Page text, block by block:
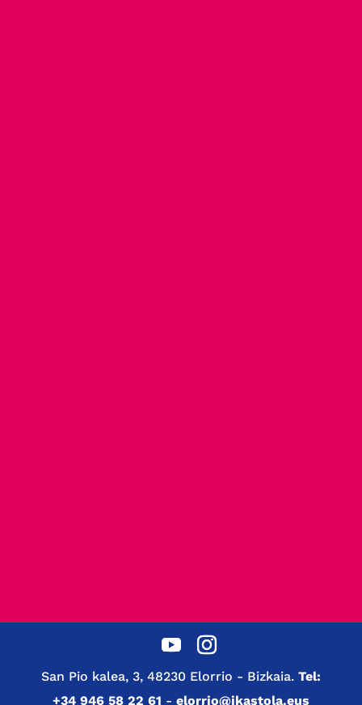
San Pio kalea, 3, 48230 Elorrio - Bizkaia. Tel:
+34 946 58 22 61 - elorrio@ikastola.eus